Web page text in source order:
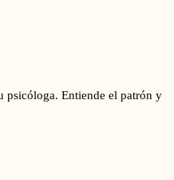
psicóloga. Entiende el patrón y